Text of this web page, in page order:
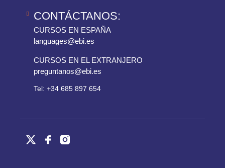
CONTÁCTANOS:
CURSOS EN ESPAÑA
languages@ebi.es
CURSOS EN EL EXTRANJERO
preguntanos@ebi.es
Tel: +34 685 897 654